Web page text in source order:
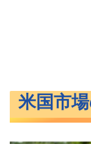
米国市